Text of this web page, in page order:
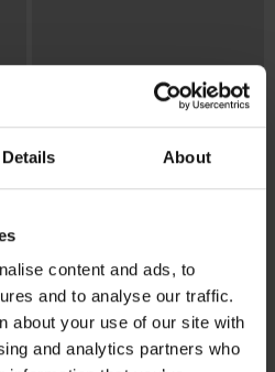
Details About
content and ads, to
and to analyse our traffic.
about your use of our site with
and analytics partners who
Bestseller
Grudnjak Spacer Delicate